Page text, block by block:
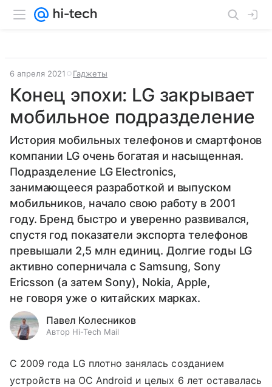
6 апреля 2021 Гаджеты
Конец эпохи: LG закрывает
мобильное подразделение
История мобильных телефонов и смартфонов
компании LG очень богатая и насыщенная.
Подразделение LG Electronics,
занимающееся разработкой и выпуском
мобильников, начало свою работу в 2001
году. Бренд быстро и уверенно развивался,
спустя год показатели экспорта телефонов
превышали 2,5 млн единиц. Долгие годы LG
активно соперничала с Samsung, Sony
Ericsson (а затем Sony), Nokia, Apple,
не говоря уже о китайских марках.
Павел Колесников
Автор Hi-Tech Mail
С 2009 года LG плотно занялась созданием
устройств на ОС Android и целых 6 лет оставалась